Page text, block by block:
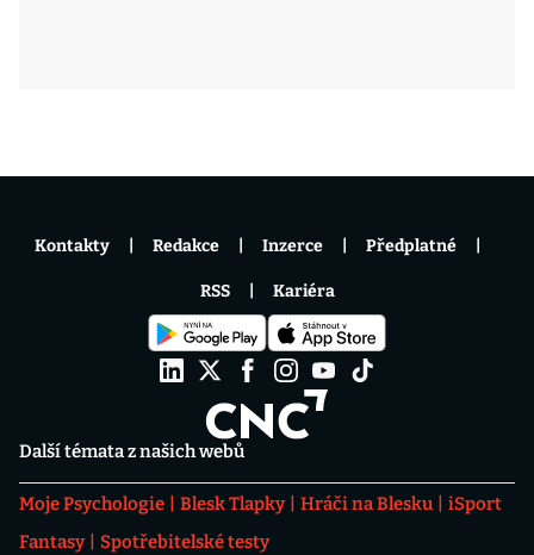
Další témata z našich webů
Moje Psychologie Blesk Tlapky Hráči na Blesku
iSport
Fantasy
Spotřebitelské testy
Kontakty Redakce Inzerce Předplatné
RSS Kariéra